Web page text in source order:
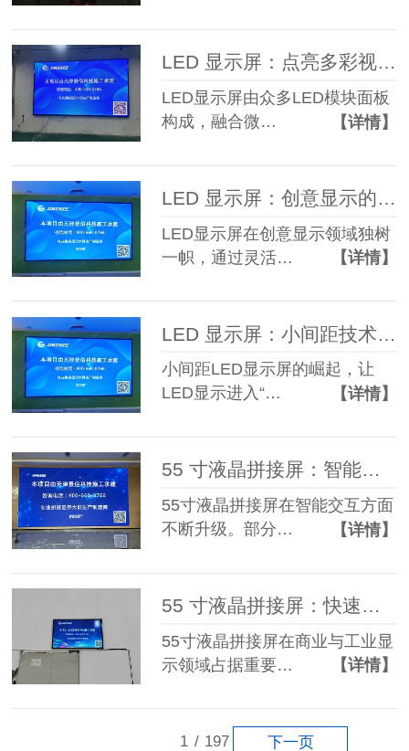
LED 显示屏：点亮多彩视界！
LED显示屏由众多LED模块面板
构成，融合微…
【详情】
LED 显示屏：创意显示的领先者
LED显示屏在创意显示领域独树
一帜，通过灵活…
【详情】
LED 显示屏：小间距技术的精细显示革命
小间距LED显示屏的崛起，让
LED显示进入“…
【详情】
55 寸液晶拼接屏：智能时代的显示先锋！
55寸液晶拼接屏在智能交互方面
不断升级。部分…
【详情】
55 寸液晶拼接屏：快速有效显示的得力 “伙伴”
55寸液晶拼接屏在商业与工业显
示领域占据重要…
【详情】
1 / 197 下一页